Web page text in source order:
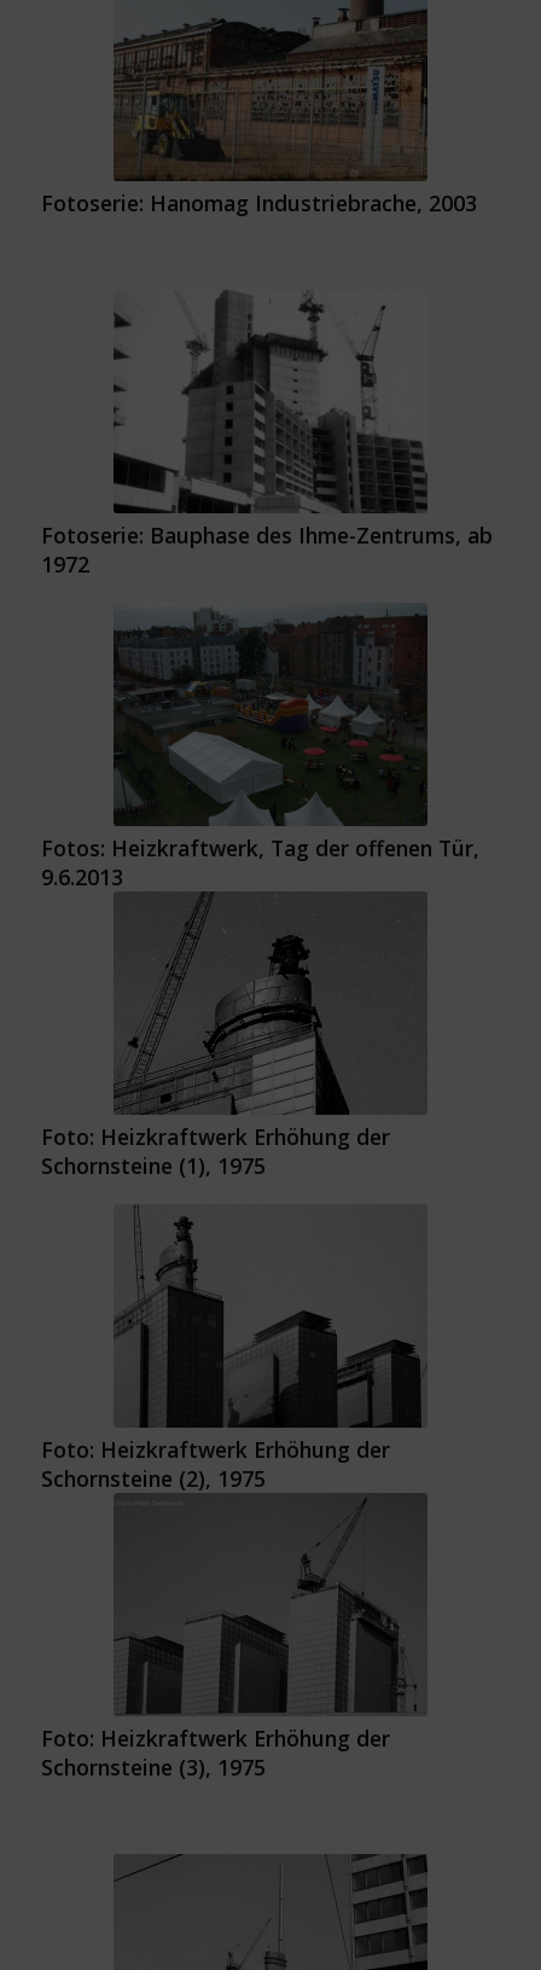
Fotoserie: Hanomag Industriebrache, 2003
Fotoserie: Bauphase des Ihme-Zentrums, ab
1972
Fotos: Heizkraftwerk, Tag der offenen Tür,
9.6.2013
Foto: Heizkraftwerk Erhöhung der
Schornsteine (1), 1975
Foto: Heizkraftwerk Erhöhung der
Schornsteine (2), 1975
Foto: Heizkraftwerk Erhöhung der
Schornsteine (3), 1975